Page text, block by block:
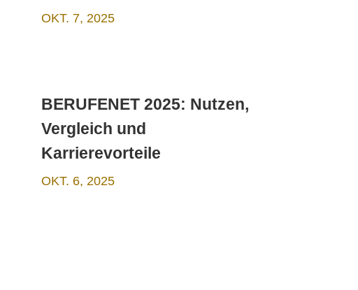
OKT. 7, 2025
BERUFENET 2025: Nutzen,
Vergleich und
Karrierevorteile
OKT. 6, 2025